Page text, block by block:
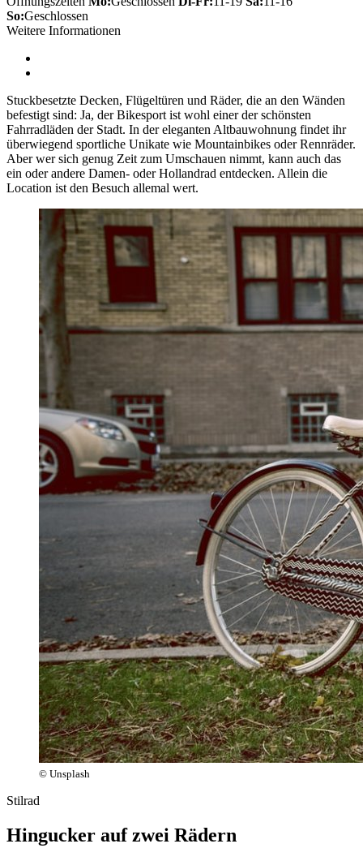
So:Geschlossen
Weitere Informationen
Stuckbesetzte Decken, Flügeltüren und Räder, die an den Wänden
befestigt sind: Ja, der Bikesport ist wohl einer der schönsten
Fahrradläden der Stadt. In der eleganten Altbauwohnung findet ihr
überwiegend sportliche Unikate wie Mountainbikes oder Rennräder.
Aber wer sich genug Zeit zum Umschauen nimmt, kann auch das
ein oder andere Damen- oder Hollandrad entdecken. Allein die
Location ist den Besuch allemal wert.
© Unsplash
Stilrad
Hingucker auf zwei Rädern